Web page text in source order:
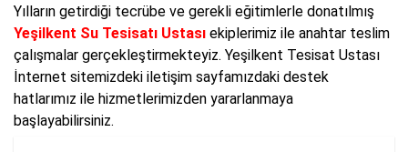
Yılların getirdiği tecrübe ve gerekli eğitimlerle donatılmış
Yeşilkent Su Tesisatı Ustası ekiplerimiz ile anahtar teslim
çalışmalar gerçekleştirmekteyiz. Yeşilkent Tesisat Ustası
İnternet sitemizdeki iletişim sayfamızdaki destek
hatlarımız ile hizmetlerimizden yararlanmaya
başlayabilirsiniz.